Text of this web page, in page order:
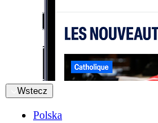
Wstecz
Polska